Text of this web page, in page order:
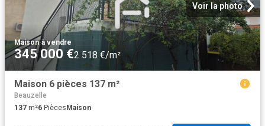
Voir la photo
Maison·à vendre
345 000 €2 518 €/m²
Maison 6 pièces 137 m²
Beauzelle
137 m²6 Pièces Maison